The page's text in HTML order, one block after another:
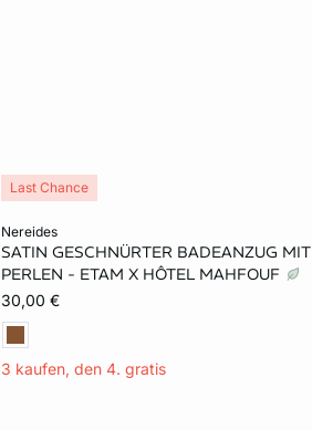
nereides
SATIN GESCHNÜRTER BADEANZUG MIT
PERLEN - ETAM X HÔTEL MAHFOUF
30,00 €
3 kaufen, den 4. gratis
Last Chance
36 38 40